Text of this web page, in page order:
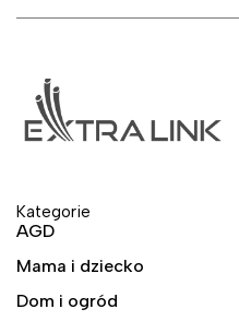
Kategorie
AGD
Mama i dziecko
Dom i ogród